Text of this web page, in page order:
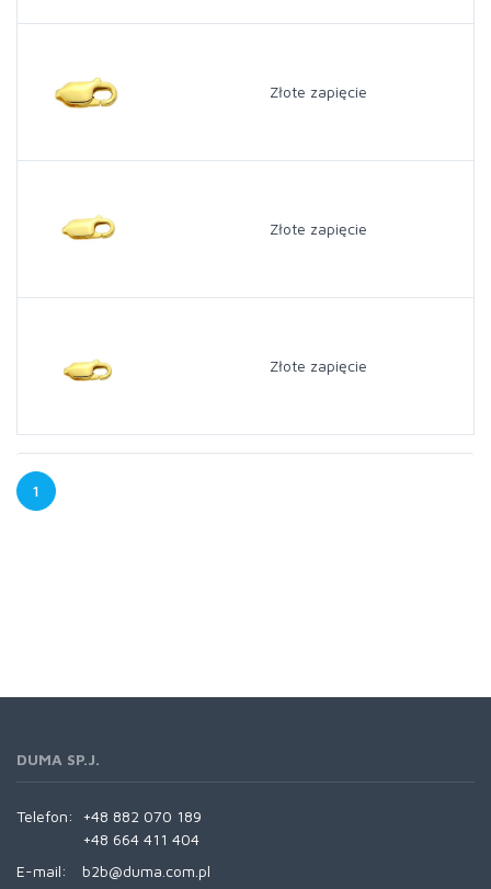
Złote zapięcie
Złote zapięcie
Złote zapięcie
1
DUMA SP.J.
Telefon:
+48 882 070 189
+48 664 411 404
E-mail:
b2b@duma.com.pl